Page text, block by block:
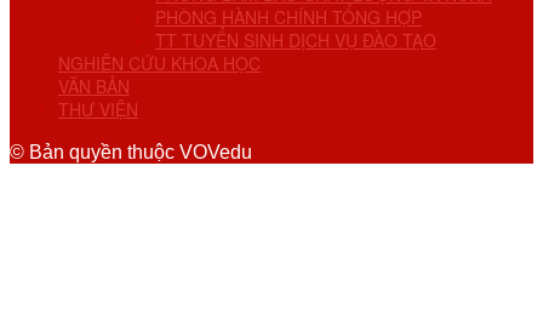
PHÒNG HÀNH CHÍNH TỔNG HỢP
TT TUYỂN SINH DỊCH VỤ ĐÀO TẠO
NGHIÊN CỨU KHOA HỌC
VĂN BẢN
THƯ VIỆN
© Bản quyền thuộc VOVedu